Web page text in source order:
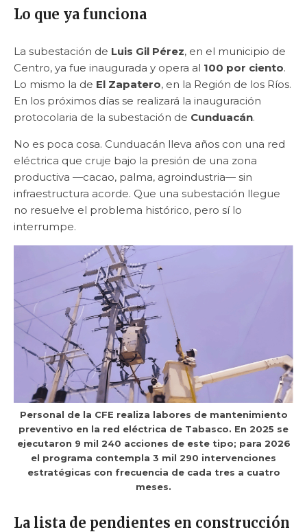
Lo que ya funciona
La subestación de Luis Gil Pérez, en el municipio de
Centro, ya fue inaugurada y opera al 100 por ciento.
Lo mismo la de El Zapatero, en la Región de los Ríos.
En los próximos días se realizará la inauguración
protocolaria de la subestación de Cunduacán.
No es poca cosa. Cunduacán lleva años con una red
eléctrica que cruje bajo la presión de una zona
productiva —cacao, palma, agroindustria— sin
infraestructura acorde. Que una subestación llegue
no resuelve el problema histórico, pero sí lo
interrumpe.
Personal de la CFE realiza labores de mantenimiento
preventivo en la red eléctrica de Tabasco. En 2025 se
ejecutaron 9 mil 240 acciones de este tipo; para 2026
el programa contempla 3 mil 290 intervenciones
estratégicas con frecuencia de cada tres a cuatro
meses.
La lista de pendientes en construcción